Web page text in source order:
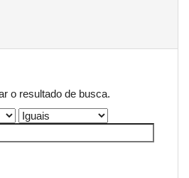
o resultado de busca.